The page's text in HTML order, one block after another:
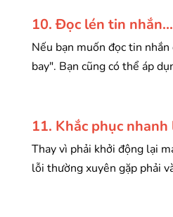
10. Đọc lén tin
Nếu bạn muốn đọc tin
bay". Bạn cũng có thể áp
11. Khắc phục
Thay vì phải khởi động lại
lỗi thường xuyên gặp phải